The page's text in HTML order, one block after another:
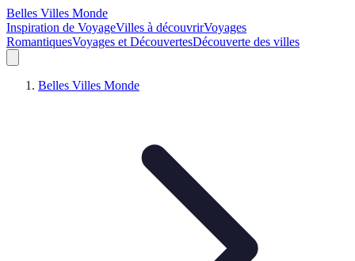
Belles Villes Monde
Inspiration de VoyageVilles à découvrirVoyages
RomantiquesVoyages et DécouvertesDécouverte des villes
Belles Villes Monde